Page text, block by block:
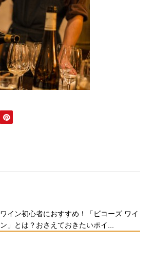
ワイン初心者におすすめ！「ビコーズ ワイ
ン」とは？おさえておきたいポイ...